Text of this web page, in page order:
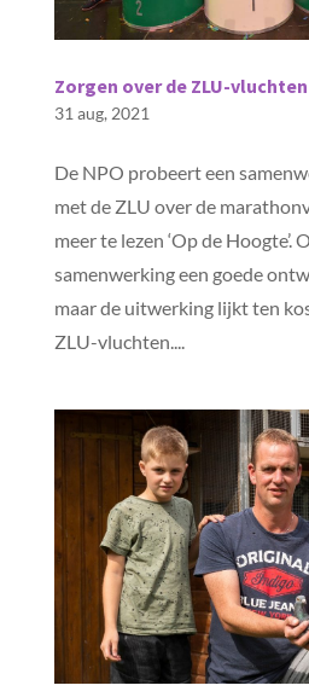
Zorgen over de ZLU-vluchten
31 aug, 2021
De NPO probeert een
met de ZLU over de
meer te lezen ‘Op de Hoogte’.
samenwerking een goede
maar de uitwerking lijkt ten
ZLU-vluchten....